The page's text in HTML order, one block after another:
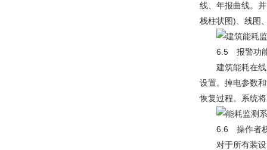
线、年报曲线。
栈柱状图)、线图
6.5 报警功
建筑能耗在线
设置。掉电参数
恢复过程。系统
6.6 操作者
对于所有装设